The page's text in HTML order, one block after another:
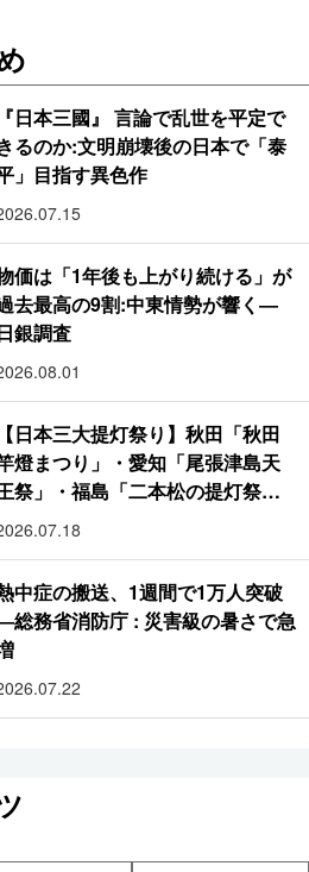
『日本三國』 言論で乱世を平定で
るのか:文明崩壊後の日本で「泰
」目指す異色作
価は「1年後も上がり続ける」が
去最高の9割:中東情勢が響く―
銀調査
【日本三大提灯祭り】秋田「秋田
燈まつり」・愛知「尾張津島天
祭」・福島「二本松の提灯祭
」:おびただしい灯火が夜空を照
中症の搬送、1週間で1万人突破
総務省消防庁 : 災害級の暑さで急